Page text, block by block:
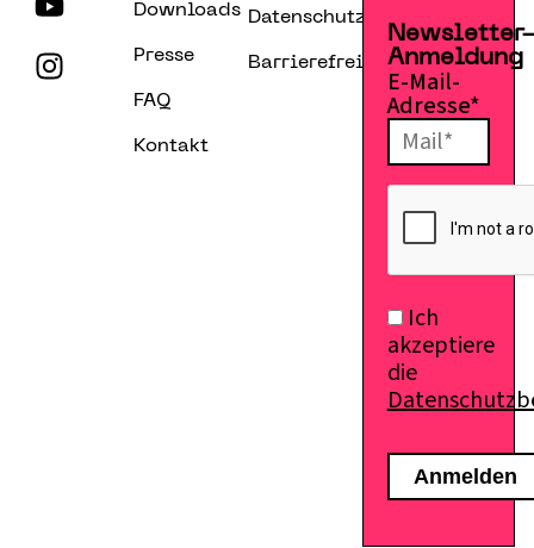
Downloads
Presse
FAQ
Kontakt
Datenschutzerklärung
Barrierefreiheitserklärung
Anmeldung
E-Mail-
Adresse*
Ich
akzeptiere
die